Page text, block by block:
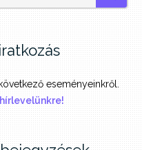
SEARCH
eseményeinkről.